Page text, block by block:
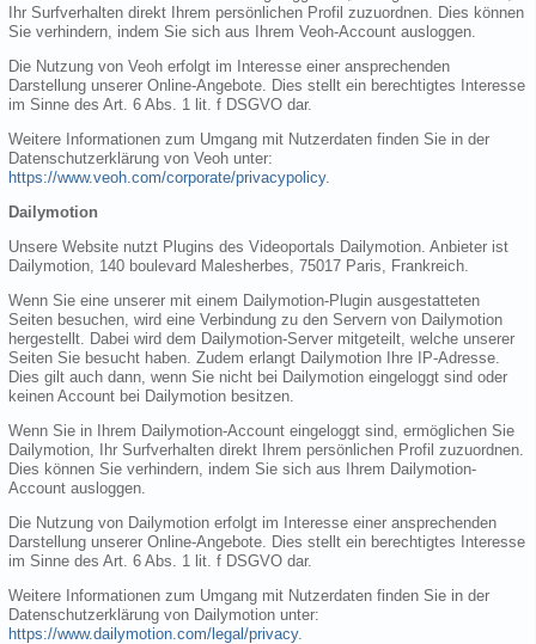
Ihr Surfverhalten direkt Ihrem persönlichen Profil zuzuordnen. Dies können
Sie verhindern, indem Sie sich aus Ihrem Veoh-Account ausloggen.
Die Nutzung von Veoh erfolgt im Interesse einer ansprechenden
Darstellung unserer Online-Angebote. Dies stellt ein berechtigtes Interesse
im Sinne des Art. 6 Abs. 1 lit. f DSGVO dar.
Weitere Informationen zum Umgang mit Nutzerdaten finden Sie in der
Datenschutzerklärung von Veoh unter:
https://www.veoh.com/corporate/privacypolicy.
Dailymotion
Unsere Website nutzt Plugins des Videoportals Dailymotion. Anbieter ist
Dailymotion, 140 boulevard Malesherbes, 75017 Paris, Frankreich.
Wenn Sie eine unserer mit einem Dailymotion-Plugin ausgestatteten
Seiten besuchen, wird eine Verbindung zu den Servern von Dailymotion
hergestellt. Dabei wird dem Dailymotion-Server mitgeteilt, welche unserer
Seiten Sie besucht haben. Zudem erlangt Dailymotion Ihre IP-Adresse.
Dies gilt auch dann, wenn Sie nicht bei Dailymotion eingeloggt sind oder
keinen Account bei Dailymotion besitzen.
Wenn Sie in Ihrem Dailymotion-Account eingeloggt sind, ermöglichen Sie
Dailymotion, Ihr Surfverhalten direkt Ihrem persönlichen Profil zuzuordnen.
Dies können Sie verhindern, indem Sie sich aus Ihrem Dailymotion-
Account ausloggen.
Die Nutzung von Dailymotion erfolgt im Interesse einer ansprechenden
Darstellung unserer Online-Angebote. Dies stellt ein berechtigtes Interesse
im Sinne des Art. 6 Abs. 1 lit. f DSGVO dar.
Weitere Informationen zum Umgang mit Nutzerdaten finden Sie in der
Datenschutzerklärung von Dailymotion unter:
https://www.dailymotion.com/legal/privacy.